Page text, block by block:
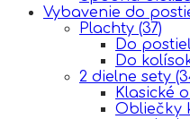
Vybavenie do
Plachty (37)
Do
Do
2 dielne sety
Klasické
Obliečky